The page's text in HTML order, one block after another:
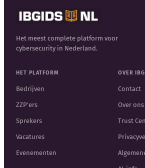
Het meest complete platform voor
cybersecurity in Nederland.
HET PLATFORM
Bedrijven
ZZP'ers
Sprekers
Vacatures
Evenementen
OVER
Contact
Over ons
Trust